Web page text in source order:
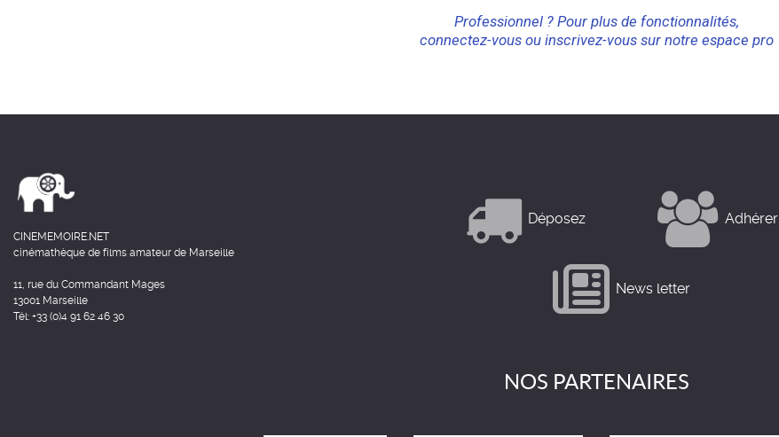
Professionnel ? Pour plus de fonctionnalités,
connectez-vous ou inscrivez-vous sur notre espace pro
CINEMEMOIRE.NET
cinémathèque de films amateur de Marseille
11, rue du Commandant Mages
13001 Marseille
Tél: +33 (0)4 91 62 46 30
Déposez Adhérer
News letter
NOS PARTENAIRES